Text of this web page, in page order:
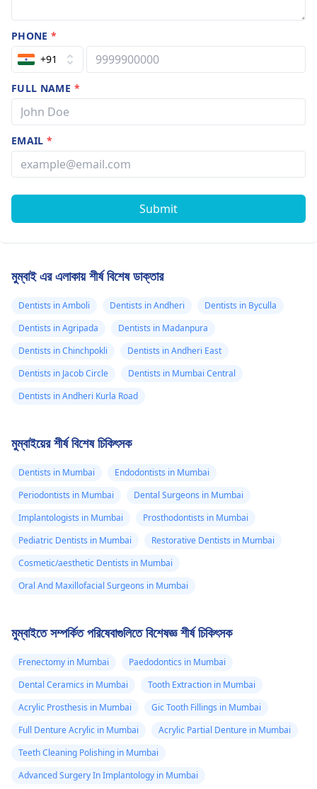
PHONE*
+91
FULL NAME *
EMAIL*
Submit
মুম্বাই এর এলাকায় শীর্ষ বিশেষ ডাক্তার
Dentists in Amboli Dentists in Andheri
Dentists in Byculla
Dentists in Agripada
Dentists in Madanpura
Dentists in Chinchpokli
Dentists in Andheri East
Dentists in Jacob Circle
Dentists in Mumbai Central
Dentists in Andheri Kurla Road
মুম্বাইয়ের শীর্ষ বিশেষ চিকিৎসক
Dentists in Mumbai
Endodontists in Mumbai
Periodontists in Mumbai
Dental Surgeons in Mumbai
Implantologists in Mumbai
Prosthodontists in Mumbai
Pediatric Dentists in Mumbai
Restorative Dentists in Mumbai
Cosmetic/aesthetic Dentists in Mumbai
Oral And Maxillofacial Surgeons in Mumbai
মুম্বাইতে সম্পর্কিত পরিষেবাগুলিতে বিশেষজ্ঞ শীর্ষ চিকিৎসক
Frenectomy in Mumbai
Paedodontics in Mumbai
Dental Ceramics in Mumbai
Tooth Extraction in Mumbai
Acrylic Prosthesis in Mumbai
Gic Tooth Fillings in Mumbai
Full Denture Acrylic in Mumbai
Acrylic Partial Denture in Mumbai
Teeth Cleaning Polishing in Mumbai
Advanced Surgery In Implantology in Mumbai